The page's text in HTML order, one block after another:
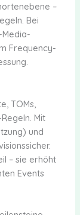
–
Bei
Frequency-
TOMs,
Mit
und
– sie erhöht
Events